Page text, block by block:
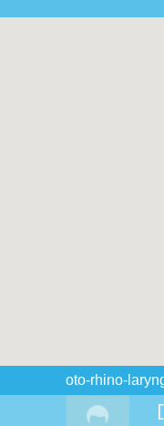
oto-rhino-